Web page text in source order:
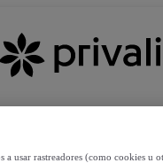
a usar rastreadores (como cookies u